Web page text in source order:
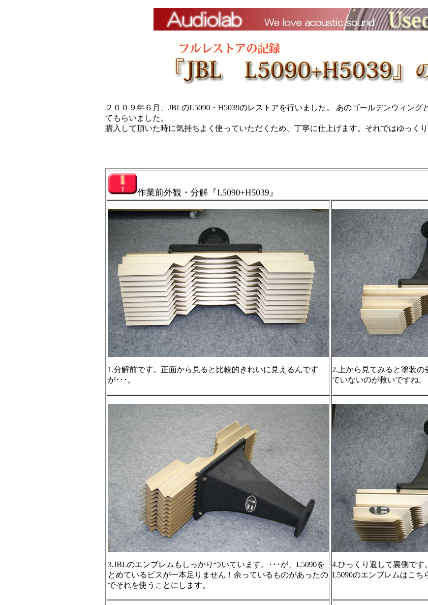
２００９年６月、JBLのL5090・H5039のレストアを行いました。 あのゴールデンウィン
てもらいました。
購入して頂いた時に気持ちよく使っていただくため、丁寧に仕上げます。それではゆっくり
作業前外観・分解『L5090+H5039』
1.分解前です。正面から見ると比較的きれいに見えるんです
が･･･。
2.上から見てみると塗装
ていないのが救いですね。
3.JBLのエンブレムもしっかりついています。･･･が、L5090を
とめているビスが一本足りません！余っているものがあったの
でそれを使うことにします。
4.ひっくり返して裏側です。
L5090のエンブレムはこち